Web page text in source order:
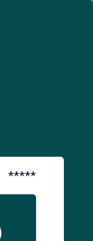
*****